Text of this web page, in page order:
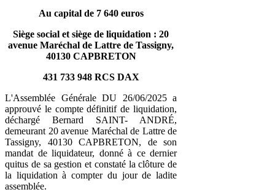
Au capital de 7 640 euros
Siège social et siège de liquidation : 20
avenue Maréchal de Lattre de Tassigny,
40130 CAPBRETON
431 733 948 RCS DAX
L'Assemblée Générale DU 26/06/2025 a
approuvé le compte définitif de liquidation,
déchargé Bernard SAINT- ANDRÉ,
demeurant 20 avenue Maréchal de Lattre de
Tassigny, 40130 CAPBRETON, de son
mandat de liquidateur, donné à ce dernier
quitus de sa gestion et constaté la clôture de
la liquidation à compter du jour de ladite
assemblée.